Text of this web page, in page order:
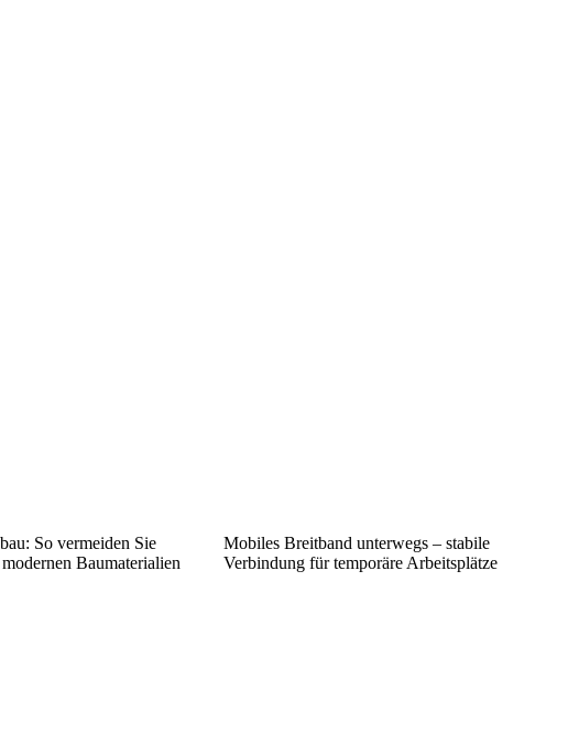
So vermeiden Sie
Baumaterialien
Mobiles Breitband unterwegs – stabile
Verbindung für temporäre Arbeitsplätze